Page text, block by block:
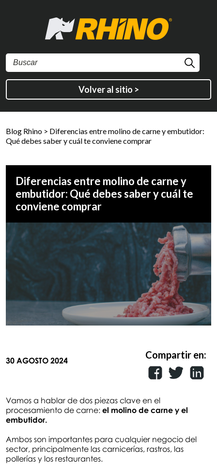
Volver al sitio >
Blog Rhino > Diferencias entre molino de carne y embutidor:
Qué debes saber y cuál te conviene comprar
Diferencias entre molino de carne y
embutidor: Qué debes saber y cuál te
conviene comprar
30 AGOSTO 2024 Compartir en:
Vamos a hablar de dos piezas clave en el
procesamiento de carne: el molino de carne y el
embutidor.
Ambos son importantes para cualquier negocio del
sector, principalmente las carnicerías, rastros, las
pollerías y los restaurantes.